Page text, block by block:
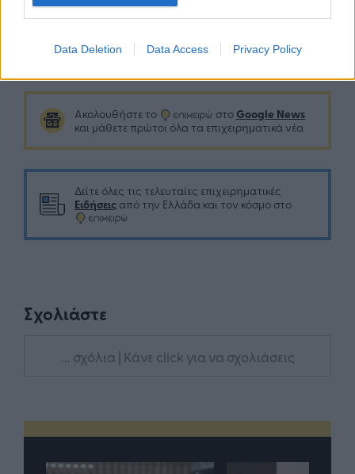
Data Deletion Data Access Privacy Policy
Ακολουθήστε το στο Google News
και μάθετε πρώτοι όλα τα επιχειρηματικά νέα
Δείτε όλες τις τελευταίες επιχειρηματικές
Ειδήσεις από την Ελλάδα και τον κόσμο στο
Σχολιάστε
... σχόλια | Κάνε click για να σχολιάσεις